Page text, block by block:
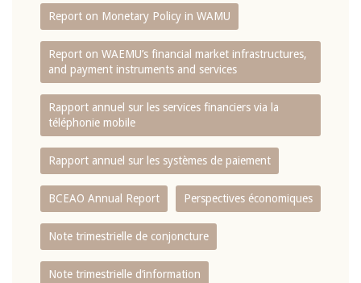
Report on Monetary Policy in WAMU
Report on WAEMU’s financial market infrastructures,
and payment instruments and services
Rapport annuel sur les services financiers via la
téléphonie mobile
Rapport annuel sur les systèmes de paiement
BCEAO Annual Report Perspectives économiques
Note trimestrielle de conjoncture
Note trimestrielle d‘information